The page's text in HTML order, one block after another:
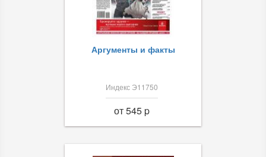
Аргументы и факты
Индекс Э11750
от 545 p